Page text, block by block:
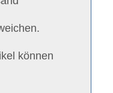
können